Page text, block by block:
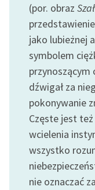
(por. obraz Szał
jako lubieżnej
symbolem
dźwigał za
pokonywanie
Częste jest
wcielenia
wszystko
nie oznaczać